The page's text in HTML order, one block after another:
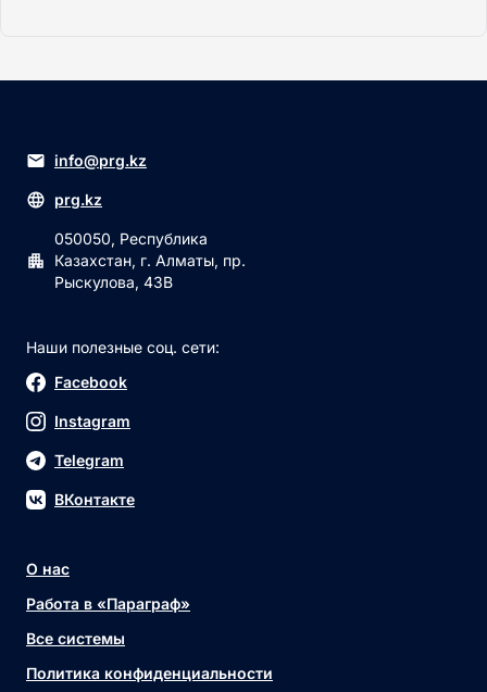
info@prg.kz
prg.kz
050050, Республика
Казахстан, г. Алматы, пр.
Рыскулова, 43В
Наши полезные соц. сети:
Facebook
Instagram
Telegram
ВКонтакте
О нас
Работа в «Параграф»
Все системы
Политика конфиденциальности